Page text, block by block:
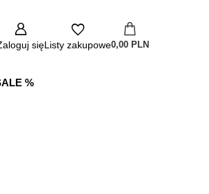
sięListy zakupowe0,00 PLN
%